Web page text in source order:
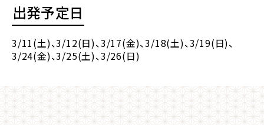
出発予定日
3/11(土)、3/12(日)、3/17(金)、3/18(土)、3/19(日)、
3/24(金)、3/25(土)、3/26(日)